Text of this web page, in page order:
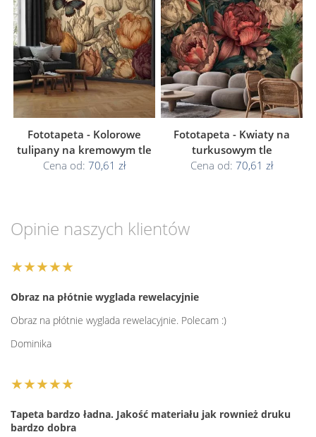
Fototapeta - Kolorowe
tulipany na kremowym tle
Cena od: 70,61 zł
Fototapeta - Kwiaty na
turkusowym tle
Cena od: 70,61 zł
Opinie naszych klientów
★★★★★
Obraz na płótnie wyglada rewelacyjnie
Obraz na płótnie wyglada rewelacyjnie. Polecam :)
Dominika
★★★★★
Tapeta bardzo ładna. Jakość materiału jak rownież druku
bardzo dobra